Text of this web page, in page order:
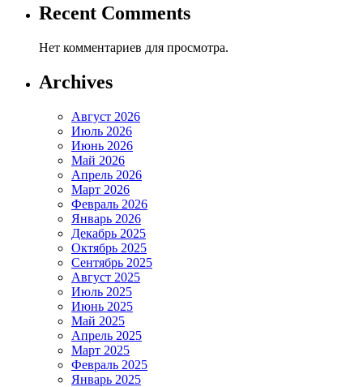
Recent Comments
Нет комментариев для просмотра.
Archives
Август 2026
Июль 2026
Июнь 2026
Май 2026
Апрель 2026
Март 2026
Февраль 2026
Январь 2026
Декабрь 2025
Октябрь 2025
Сентябрь 2025
Август 2025
Июль 2025
Июнь 2025
Май 2025
Апрель 2025
Март 2025
Февраль 2025
Январь 2025